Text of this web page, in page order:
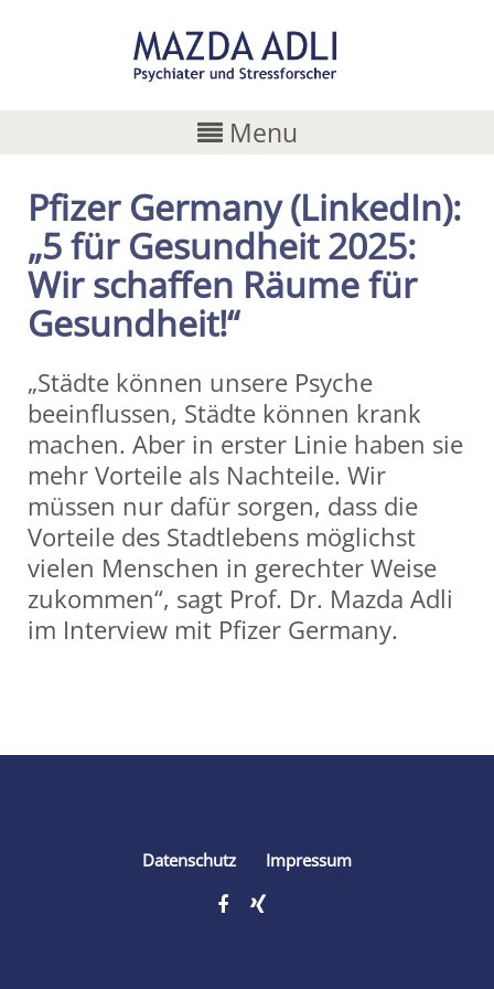
Menu
Pfizer Germany (LinkedIn):
„5 für Gesundheit 2025:
Wir schaffen Räume für
Gesundheit!“
„Städte können unsere Psyche
beeinflussen, Städte können krank
machen. Aber in erster Linie haben sie
mehr Vorteile als Nachteile. Wir
müssen nur dafür sorgen, dass die
Vorteile des Stadtlebens möglichst
vielen Menschen in gerechter Weise
zukommen“, sagt Prof. Dr. Mazda Adli
im Interview mit Pfizer Germany.
Datenschutz Impressum